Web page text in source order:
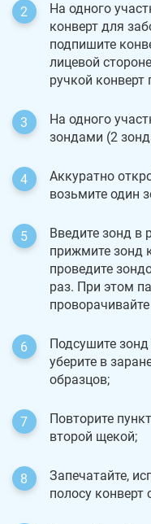
На одного
конверт для
подпишите
лицевой
ручкой конверт
На одного
зондами (2
Аккуратно
возьмите один
Введите зонд в
прижмите зонд
проведите
раз. При этом
Подсушите
уберите в
образцов;
Повторите
второй щекой;
Запечатайте,
полосу конверт